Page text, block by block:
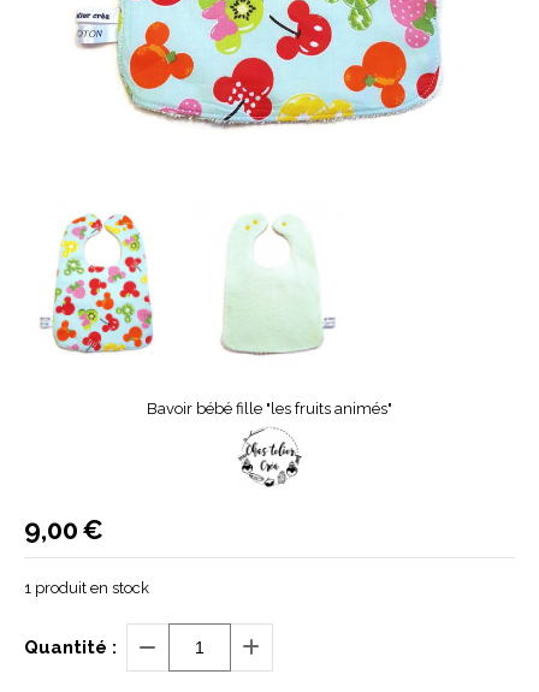
Bavoir bébé fille "les fruits animés"
9,00€
1 produit en stock
Quantité :